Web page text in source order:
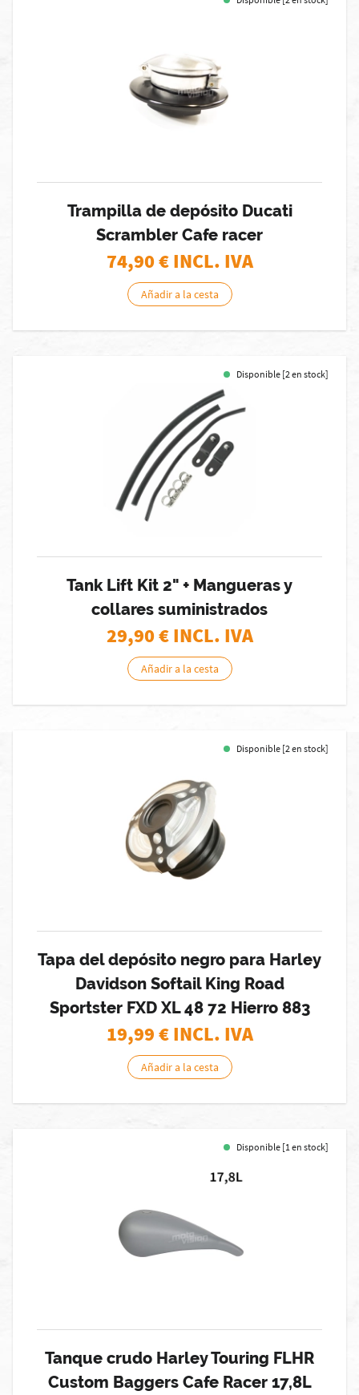
Trampilla de depósito Ducati
Scrambler Cafe racer
74,90€ INCL. IVA
Añadir a la cesta
Disponible [2 en stock]
Tank Lift Kit 2" + Mangueras y
collares suministrados
29,90€ INCL. IVA
Añadir a la cesta
Disponible [2 en stock]
Tapa del depósito negro para Harley
Davidson Softail King Road
Sportster FXD XL 48 72 Hierro 883
19,99€ INCL. IVA
Añadir a la cesta
Disponible [1 en stock]
Tanque crudo Harley Touring FLHR
Custom Baggers Cafe Racer 17,8L